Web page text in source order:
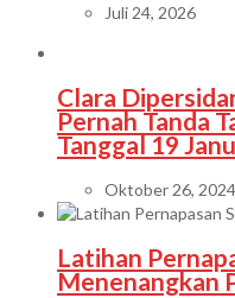
Juli 24, 2026
Clara
Pernah Tanda
Tanggal 19
Oktober 26, 2024
Latihan
Menenangkan